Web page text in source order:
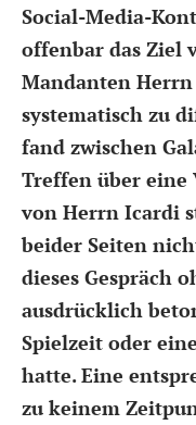
Social-Media-
offenbar das Ziel
Mandanten
systematisch zu
fand zwischen
Treffen über eine
von Herrn Icardi
beider Seiten
dieses Gespräch
ausdrücklich
Spielzeit oder
hatte. Eine
zu keinem